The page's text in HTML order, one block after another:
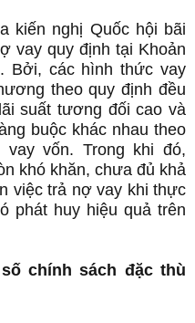
kiến nghị Quốc hội bãi
vay quy định tại Khoản
Bởi, các hình thức vay
theo quy định đều
suất tương đối cao và
buộc khác nhau theo
vốn. Trong khi đó,
khó khăn, chưa đủ khả
việc trả nợ vay khi thực
phát huy hiệu quả trên
chính sách đặc thù